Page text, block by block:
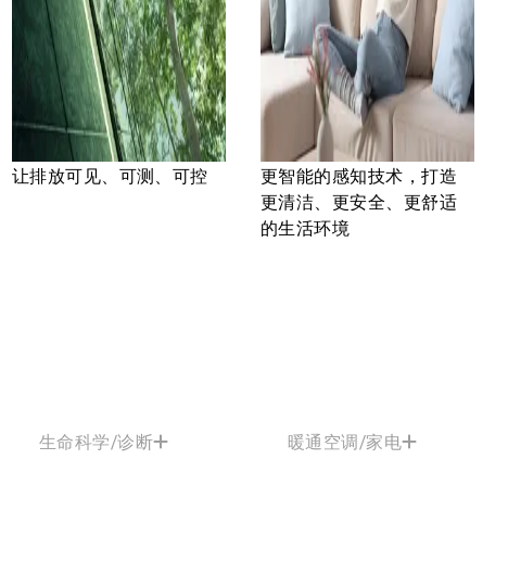
让排放可见、可测、可控
更智能的感知技术，打造
更清洁、更安全、更舒适
的生活环境
生命科学/诊断 暖通空调/家电